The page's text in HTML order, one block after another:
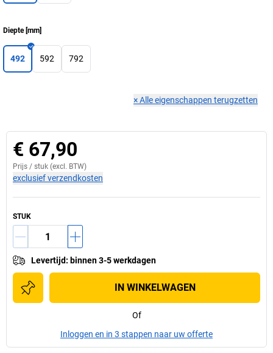
Diepte[mm]
492 592 792
×Alle eigenschappen terugzetten
€ 67,90
Prijs / stuk (excl. BTW)
exclusief verzendkosten
STUK
Levertijd: binnen 3-5 werkdagen
IN WINKELWAGEN
Of
Inloggen en in 3 stappen naar uw offerte